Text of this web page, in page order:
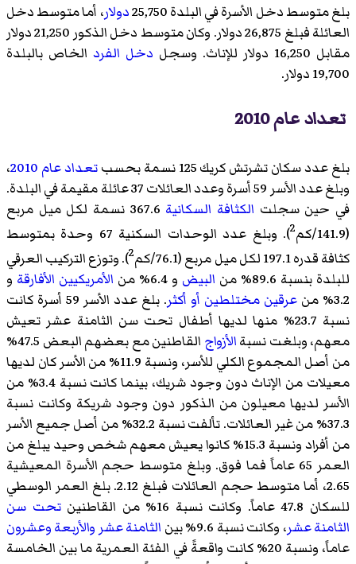
بلغ متوسط دخل الأسرة في البلدة 25,750 دولار، أما متوسط دخل
العائلة فبلغ 26,875 دولار. وكان متوسط دخل الذكور 21,250 دولار
مقابل 16,250 دولار للإناث. وسجل
دخل الفرد الخاص بالبلدة
19,700 دولار.
تعداد عام 2010
بلغ عدد سكان تشرتش كريك 125 نسمة بحسب تعداد عام 2010
،
وبلغ عدد الأسر 59 أسرة وعدد العائلات 37 عائلة مقيمة في البلدة.
في حين سجلت الكثافة السكانية
367.6 نسمة لكل ميل مربع
(141.9/كم
2
). وبلغ عدد الوحدات السكنية 67 وحدة بمتوسط
كثافة قدره 197.1 لكل ميل مربع (76.1/كم
2). وتوزع التركيب العرقي
للبلدة بنسبة 89.6% من
البيض و 6.4% من الأمريكيين الأفارقة و
3.2% من
عرقين مختلطين أو أكثر
. بلغ عدد الأسر 59 أسرة كانت
نسبة 23.7% منها لديها أطفال تحت سن الثامنة عشر تعيش
معهم، وبلغت نسبةالأزواج
القاطنين مع بعضهم البعض 47.5%
من أصل المجموع الكلي للأسر، ونسبة 11.9% من الأسر كان لديها
معيلات من الإناث دون وجود شريك، بينما كانت نسبة 3.4% من
الأسر لديها معيلون من الذكور دون وجود شريكة وكانت نسبة
37.3% من غير العائلات. تألفت نسبة 32.2% من أصل جميع الأسر
من أفراد ونسبة 15.3% كانوا يعيش معهم شخص وحيد يبلغ من
العمر 65 عاماً فما فوق. وبلغ متوسط حجم الأسرة المعيشية
2.65، أما متوسط حجم العائلات فبلغ 2.12. بلغ العمر الوسطي
للسكان 47.8 عاماً. وكانت نسبة 16% من القاطنين
تحت سن
الثامنة عشر، وكانت نسبة 9.6% بين
الثامنة عشر والأربعة وعشرون
عاماً، ونسبة 20% كانت واقعةً في الفئة العمرية ما بين الخامسة